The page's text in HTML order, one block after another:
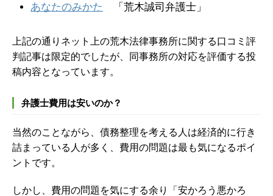
あなたのみかた
「荒木誠司弁護士」
上記の通りネット上の荒木法律事務所に関する口コミ評
判記事は限定的でしたが、
同事務所の対応を評価する投
稿内容となっています。
弁護士費用は安いのか？
当然のことながら、債務整理を考える人は経済的に行き
詰まっている人が多く、費用の問題は最も気になるポイ
ントです。
しかし、費用の問題を気にする余り「安かろう悪かろ